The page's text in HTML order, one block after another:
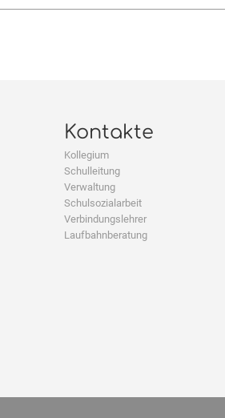
Kontakte
Kollegium
Schulleitung
Verwaltung
Schulsozialarbeit
Verbindungslehrer
Laufbahnberatung